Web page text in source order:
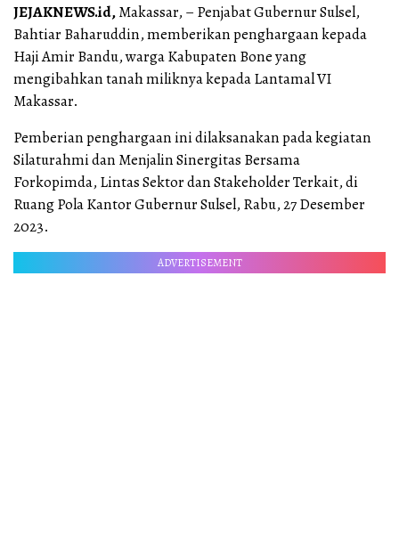
JEJAKNEWS.id,Makassar, – Penjabat Gubernur Sulsel,
Bahtiar Baharuddin, memberikan penghargaan kepada
Haji Amir Bandu, warga Kabupaten Bone yang
mengibahkan tanah miliknya kepada Lantamal VI
Makassar.
Pemberian penghargaan ini dilaksanakan pada kegiatan
Silaturahmi dan Menjalin Sinergitas Bersama
Forkopimda, Lintas Sektor dan Stakeholder Terkait, di
Ruang Pola Kantor Gubernur Sulsel, Rabu, 27 Desember
2023.
ADVERTISEMENT